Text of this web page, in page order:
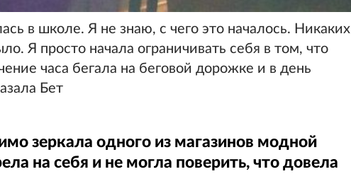
в школе. Я не знаю, с чего это началось. Никаких
Я просто начала ограничивать себя в том, что
часа бегала на беговой дорожке и в день
Бет
зеркала одного из магазинов модной
на себя и не могла поверить, что довела